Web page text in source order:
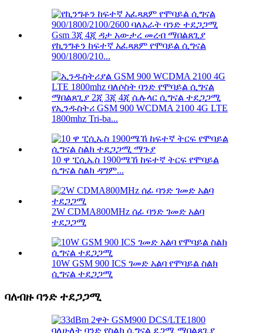
የኪንግቶን ከፍተኛ አፈጻጸም የሞባይል ሲግናል
900/1800/210...
የኢንዱስትሪ GSM 900 WCDMA 2100 4G LTE
1800mhz Tri-ba...
10 ዋ ፒሲኤስ 1900ሜኸ ከፍተኛ ትርፍ የሞባይል
ሲግናል ስልክ ዳግም...
2W CDMA800MHz ሰፊ ባንድ ገመድ አልባ
ተደጋጋሚ
10W GSM 900 ICS ገመድ አልባ የሞባይል ስልክ
ሲግናል ተደጋጋሚ
ባለብዙ ባንድ ተደጋጋሚ